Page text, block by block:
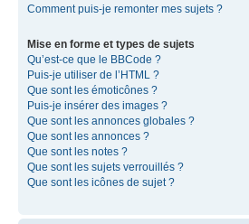
Comment puis-je remonter mes sujets ?
Mise en forme et types de sujets
Qu’est-ce que le BBCode ?
Puis-je utiliser de l’HTML ?
Que sont les émoticônes ?
Puis-je insérer des images ?
Que sont les annonces globales ?
Que sont les annonces ?
Que sont les notes ?
Que sont les sujets verrouillés ?
Que sont les icônes de sujet ?